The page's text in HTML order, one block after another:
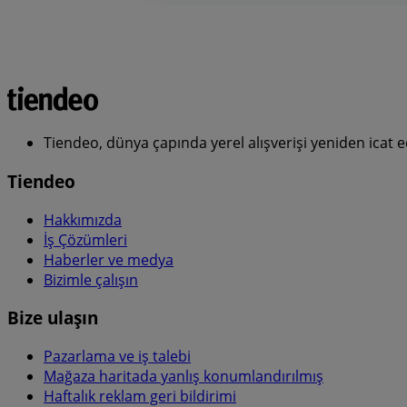
Tiendeo, dünya çapında yerel alışverişi yeniden
Tiendeo
Hakkımızda
İş Çözümleri
Haberler ve medya
Bizimle çalışın
Bize ulaşın
Pazarlama ve iş talebi
Mağaza haritada yanlış konumlandırılmış
Haftalık reklam geri bildirimi